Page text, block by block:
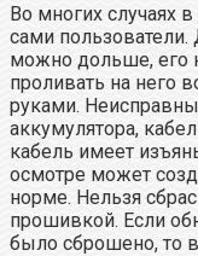
Во многих случаях
сами
можно дольше, его
проливать на него
руками.
аккумулятора,
кабель имеет
осмотре может
норме. Нельзя
прошивкой. Если
было сброшено, то